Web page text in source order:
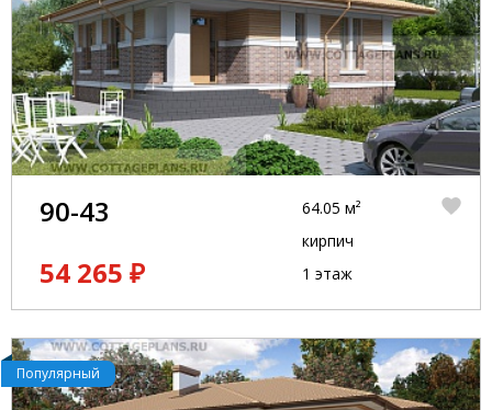
90-43
54 265 ₽
64.05 м²
кирпич
1 этаж
Популярный